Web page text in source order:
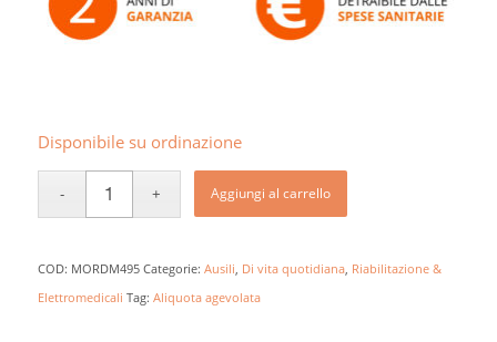
Disponibile su ordinazione
Aggiungi al carrello
COD: MORDM495 Categorie: Ausili Di vita quotidiana, Riabilitazione &
Elettromedicali Tag: Aliquota agevolata